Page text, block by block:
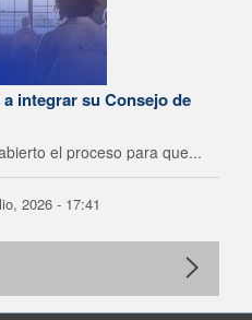
integrar su Consejo de
el proceso para que...
2026 - 17:41